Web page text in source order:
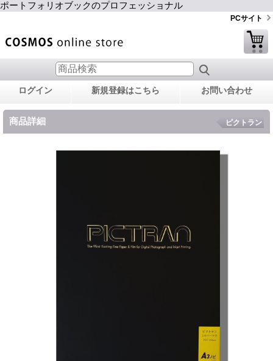
ポートフォリオブックのプロフェッショナル
PCサイト
ログイン 新規登録はこちら お問い合わせ
商品詳細 ピクトラン